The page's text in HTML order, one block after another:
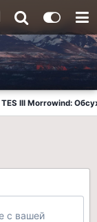
TES III Morrowind:
с вашей